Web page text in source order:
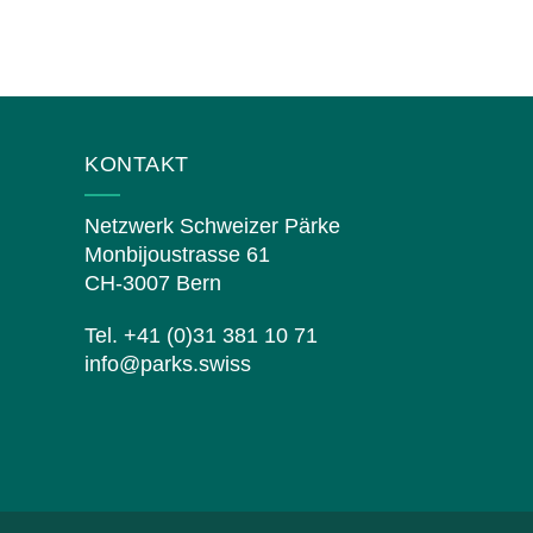
KONTAKT
Netzwerk Schweizer Pärke
Monbijoustrasse 61
CH-3007 Bern
Tel. +41 (0)31 381 10 71
info@parks.swiss